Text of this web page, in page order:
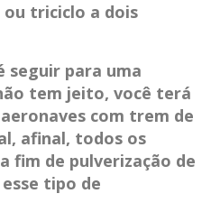
ou triciclo a dois
seguir para uma
tem jeito, você terá
com trem de
afinal, todos os
fim de pulverização de
tipo de